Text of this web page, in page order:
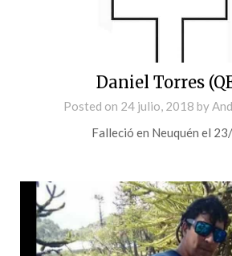
Daniel Torres
Posted on 24 julio, 2018 by
Falleció en Neuquén el